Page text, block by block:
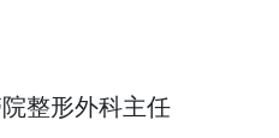
整形外科主任